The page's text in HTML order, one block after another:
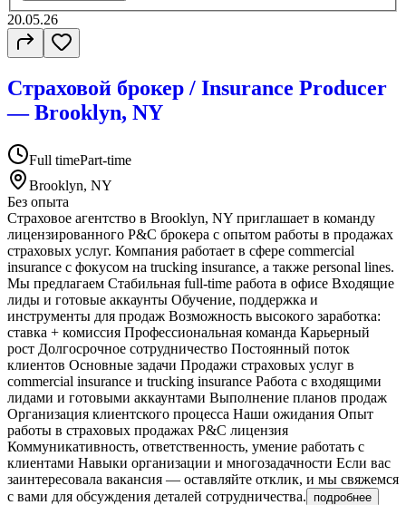
20.05.26
Страховой брокер / Insurance Producer
— Brooklyn, NY
Full timePart-time
Brooklyn, NY
Без опыта
Страховое агентство в Brooklyn, NY приглашает в команду
лицензированного P&C брокера с опытом работы в продажах
страховых услуг. Компания работает в сфере commercial
insurance с фокусом на trucking insurance, а также personal lines.
Мы предлагаем Стабильная full-time работа в офисе Входящие
лиды и готовые аккаунты Обучение, поддержка и
инструменты для продаж Возможность высокого заработка:
ставка + комиссия Профессиональная команда Карьерный
рост Долгосрочное сотрудничество Постоянный поток
клиентов Основные задачи Продажи страховых услуг в
commercial insurance и trucking insurance Работа с входящими
лидами и готовыми аккаунтами Выполнение планов продаж
Организация клиентского процесса Наши ожидания Опыт
работы в страховых продажах P&C лицензия
Коммуникативность, ответственность, умение работать с
клиентами Навыки организации и многозадачности Если вас
заинтересовала вакансия — оставляйте отклик, и мы свяжемся
с вами для обсуждения деталей сотрудничества.
подробнее